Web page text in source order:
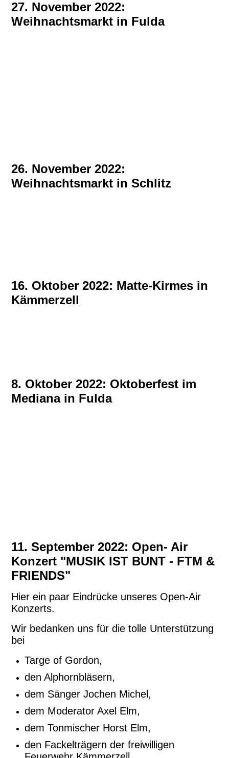
27. November 2022:
Weihnachtsmarkt in Fulda
26. November 2022:
Weihnachtsmarkt in Schlitz
16. Oktober 2022: Matte-Kirmes in
Kämmerzell
8. Oktober 2022: Oktoberfest im
Mediana in Fulda
11. September 2022: Open- Air
Konzert "MUSIK IST BUNT - FTM &
FRIENDS"
Hier ein paar Eindrücke unseres Open-Air
Konzerts.
Wir bedanken uns für die tolle Unterstützung
bei
Targe of Gordon,
den Alphornbläsern,
dem Sänger Jochen Michel,
dem Moderator Axel Elm,
dem Tonmischer Horst Elm,
den Fackelträgern der freiwilligen